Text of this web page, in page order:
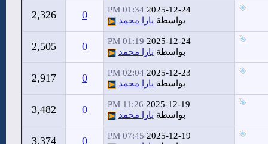
2025-12-24
01:34 PM
بواسطة يارا محمد 0
2,326
2025-12-24
01:19 PM
بواسطة يارا محمد 0
2,505
2025-12-23
02:04 PM
بواسطة يارا محمد 0
2,917
2025-12-19
11:26 PM
بواسطة يارا محمد 0
3,482
2025-12-19
07:45 PM
0
3,374